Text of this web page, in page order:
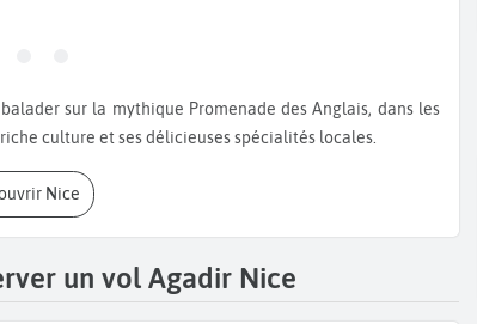
culture et ses délicieuses spécialités locales.
Nice
un vol Agadir Nice